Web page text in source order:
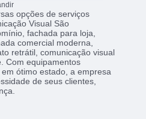
opções de serviços
Visual São
fachada para loja,
comercial moderna,
retrátil, comunicação visual
Com equipamentos
ótimo estado, a empresa
de seus clientes,